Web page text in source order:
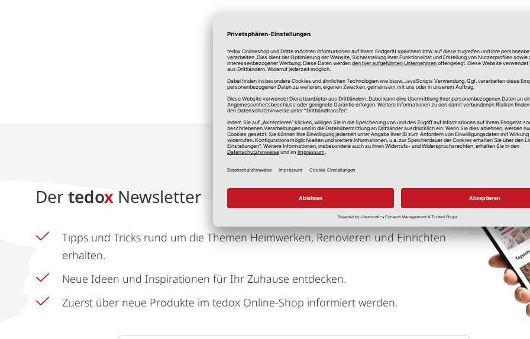
*Alle Preise in Euro, inkl. gesetzlicher Mehrwertsteuer, zzgl.
Der tedox Newsletter
Tipps und Tricks rund um die Themen Heimwerken, Renovieren und Einrichten
erhalten.
Neue Ideen und Inspirationen für Ihr Zuhause entdecken.
Zuerst über neue Produkte im tedox Online-Shop informiert werden.